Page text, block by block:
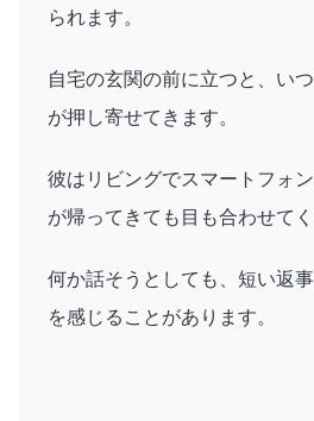
られます。
自宅の玄関の前に立つと、い
が押し寄せてきます。
彼はリビングでスマートフォ
が帰ってきても目も合わせてく
何か話そうとしても、短い返
を感じることがあります。